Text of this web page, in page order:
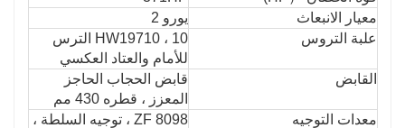
معيار الانبعاث
يورو 2
علبة التروس
HW19710 ، 10 الترس
للأمام والعتاد العكسي
القابض
قابض الحجاب الحاجز
المعزز ، قطره 430 مم
معدات التوجيه
ZF 8098 ، توجيه السلطة ،